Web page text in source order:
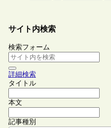
サイト内検索
検索フォーム
詳細検索
タイトル
本文
記事種別